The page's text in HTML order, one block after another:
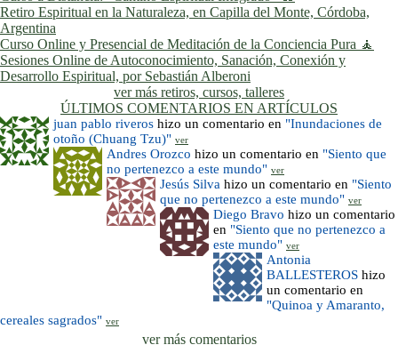
Retiro Espiritual en la Naturaleza, en Capilla del Monte, Córdoba,
Argentina
Curso Online y Presencial de Meditación de la Conciencia Pura 🧘
Sesiones Online de Autoconocimiento, Sanación, Conexión y
Desarrollo Espiritual, por Sebastián Alberoni
ver más retiros, cursos, talleres
ÚLTIMOS COMENTARIOS EN ARTÍCULOS
juan pablo riveros hizo un comentario en "Inundaciones de
otoño (Chuang Tzu)" ver
Andres Orozco hizo un comentario en "Siento que
no pertenezco a este mundo" ver
Jesús Silva hizo un comentario en "Siento
que no pertenezco a este mundo" ver
Diego Bravo hizo un comentario
en "Siento que no pertenezco a
este mundo" ver
Antonia
BALLESTEROS hizo
un comentario en
"Quinoa y Amaranto,
cereales sagrados" ver
ver más comentarios